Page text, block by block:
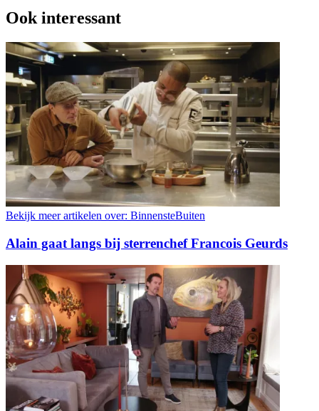
Ook interessant
Bekijk meer artikelen over: BinnensteBuiten
Alain gaat langs bij sterrenchef Francois Geurds